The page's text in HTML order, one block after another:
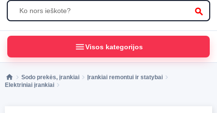
search
menuVisos kategorijos
Sodo prekės, įrankiai
Įrankiai remontui ir statybai
Elektriniai įrankiai